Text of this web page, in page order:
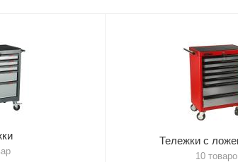
Тележки с
10